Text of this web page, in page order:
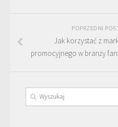
POPRZEDNI
Jak korzystać z
promocyjnego w branży